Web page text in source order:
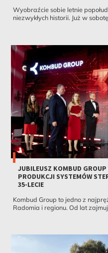
Wyobraźcie sobie letnie
niezwykłych historii. Już w
JUBILEUSZ KOMBUD
PRODUKCJI SYSTEMÓW
35-LECIE
Kombud Group to jedno z
Radomia i regionu. Od lat